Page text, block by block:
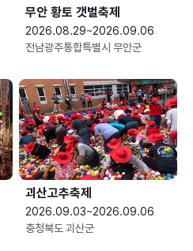
무안 황토 갯벌축제
2026.08.29~2026.09.06
전남광주통합특별시 무안군
괴산고추축제
2026.09.03~2026.09.06
충청북도 괴산군